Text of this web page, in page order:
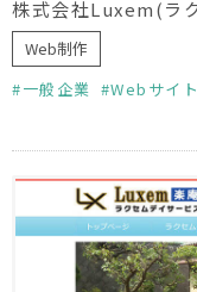
Web制作
一般企業
Webサイト